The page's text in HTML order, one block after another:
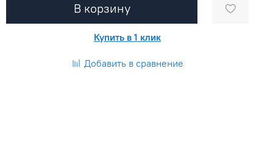
В корзину
Купить в 1 клик
Добавить в сравнение